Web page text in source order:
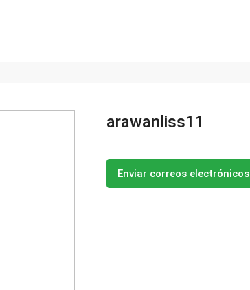
arawanliss11
Enviar correos electrónicos